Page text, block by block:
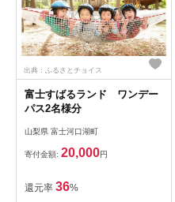
出典：ふるさとチョイス
富士すばるランド ワンデー
パス2名様分
山梨県 富士河口湖町
寄付金額: 20,000円
還元率 36%